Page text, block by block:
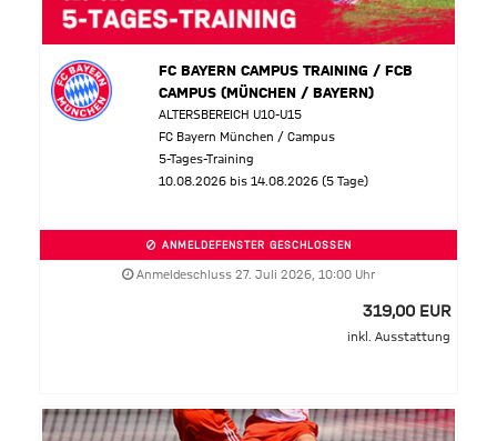
FC BAYERN CAMPUS TRAINING / FCB
CAMPUS (MÜNCHEN / BAYERN)
ALTERSBEREICH U10-U15
FC Bayern München / Campus
5-Tages-Training
10.08.2026 bis 14.08.2026 (5 Tage)
ANMELDEFENSTER GESCHLOSSEN
Anmeldeschluss 27. Juli 2026, 10:00 Uhr
319,00 EUR
inkl. Ausstattung